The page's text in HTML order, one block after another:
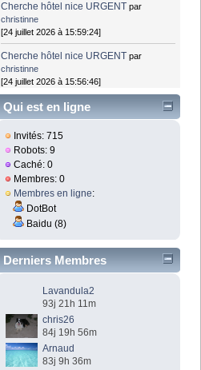
Cherche hôtel nice URGENT par
christinne
[24 juillet 2026 à 15:59:24]
Cherche hôtel nice URGENT par
christinne
[24 juillet 2026 à 15:56:46]
Qui est en ligne
Invités: 715
Robots: 9
Caché: 0
Membres: 0
Membres en ligne:
DotBot
Baidu (8)
Derniers Membres
Lavandula2
93j 21h 11m
chris26
84j 19h 56m
Arnaud
83j 9h 36m